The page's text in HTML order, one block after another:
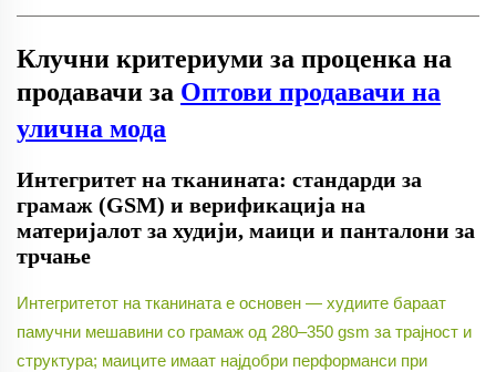
Клучни критериуми за проценка на
продавачи за Оптови продавачи на
улична мода
Интегритет на тканината: стандарди за
грамаж (GSM) и верификација на
материјалот за худији, маици и панталони за
трчање
Интегритетот на тканината е основен — худиите бараат
памучни мешавини со грамаж од 280–350 gsm за трајност и
структура; маиците имаат најдобри перформанси при